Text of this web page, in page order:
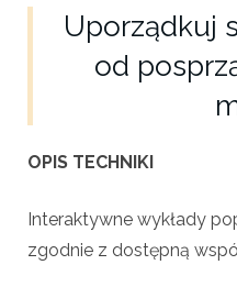
Uporządkuj
od
OPIS TECHNIKI
Interaktywne wykłady
zgodnie z dostępną